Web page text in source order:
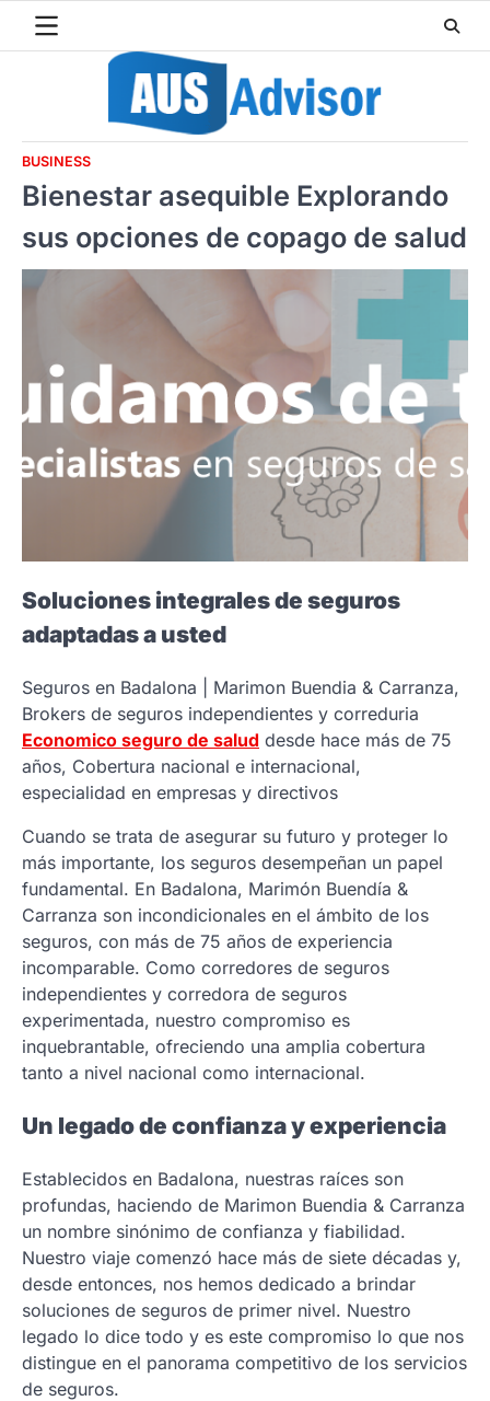
BUSINESS
Bienestar asequible Explorando
sus opciones de copago de salud
Soluciones integrales de seguros
adaptadas a usted
Seguros en Badalona | Marimon Buendia & Carranza,
Brokers de seguros independientes y correduria
Economico seguro de salud desde hace más de 75
años, Cobertura nacional e internacional,
especialidad en empresas y directivos
Cuando se trata de asegurar su futuro y proteger lo
más importante, los seguros desempeñan un papel
fundamental. En Badalona, Marimón Buendía &
Carranza son incondicionales en el ámbito de los
seguros, con más de 75 años de experiencia
incomparable. Como corredores de seguros
independientes y corredora de seguros
experimentada, nuestro compromiso es
inquebrantable, ofreciendo una amplia cobertura
tanto a nivel nacional como internacional.
Un legado de confianza y experiencia
Establecidos en Badalona, nuestras raíces son
profundas, haciendo de Marimon Buendia & Carranza
un nombre sinónimo de confianza y fiabilidad.
Nuestro viaje comenzó hace más de siete décadas y,
desde entonces, nos hemos dedicado a brindar
soluciones de seguros de primer nivel. Nuestro
legado lo dice todo y es este compromiso lo que nos
distingue en el panorama competitivo de los servicios
de seguros.